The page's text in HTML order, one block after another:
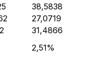
38,5838
27,0719
31,4866
2,51%